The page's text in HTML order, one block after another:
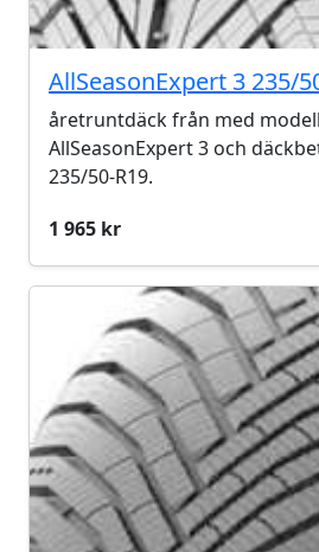
AllSeasonExpert 3 235/
åretruntdäck från med
AllSeasonExpert 3 och
235/50-R19.
1 965 kr